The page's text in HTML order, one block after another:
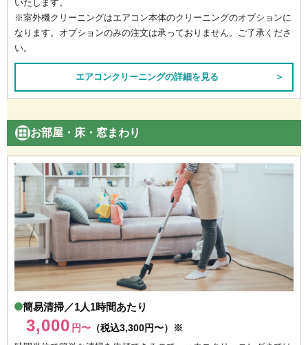
いたします。
※室外機クリーニングはエアコン本体のクリーニングのオプションに
なります。オプションのみの注文は承っておりません。ご了承くださ
い。
エアコンクリーニングの詳細を見る ＞
お部屋・床・窓まわり
簡易清掃／1人1時間あたり
3,000 円〜 （税込3,300円〜）※